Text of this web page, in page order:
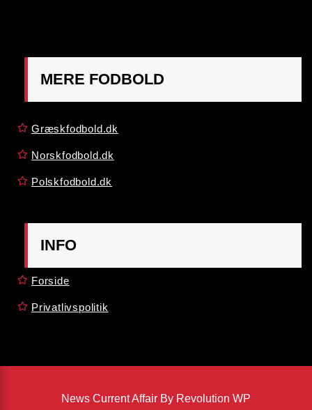
MERE FODBOLD
Græskfodbold.dk
Norskfodbold.dk
Polskfodbold.dk
INFO
Forside
Privatlivspolitik
News Current Affair By Revolution WP